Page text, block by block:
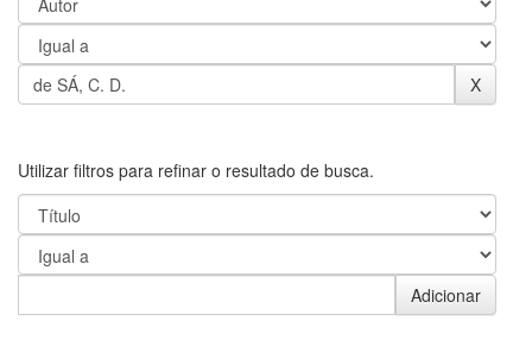
Utilizar filtros para refinar o resultado de busca.